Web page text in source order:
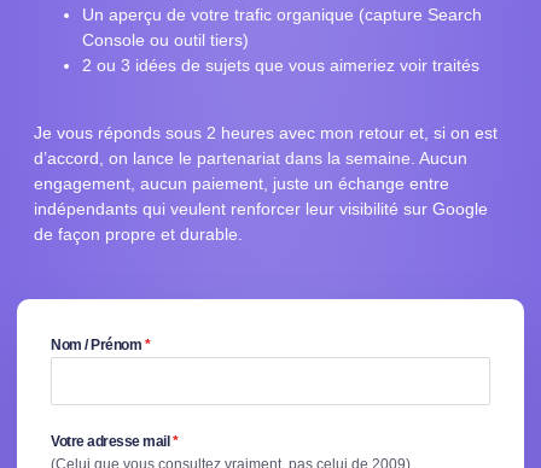
Nom / Prénom *
Votre adresse mail*
(Celui que vous consultez vraiment, pas celui de 2009)
Un aperçu de votre trafic organique (capture Search
Console ou outil tiers)
2 ou 3 idées de sujets que vous aimeriez voir traités
Je vous réponds sous 2 heures avec mon retour et, si on est
d’accord, on lance le partenariat dans la semaine. Aucun
engagement, aucun paiement, juste un échange entre
indépendants qui veulent renforcer leur visibilité sur Google
de façon propre et durable.